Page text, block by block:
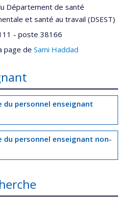
Département de santé
et santé au travail (DSEST)
- poste 38166
page de Sami Haddad
du personnel enseignant
du personnel enseignant non-